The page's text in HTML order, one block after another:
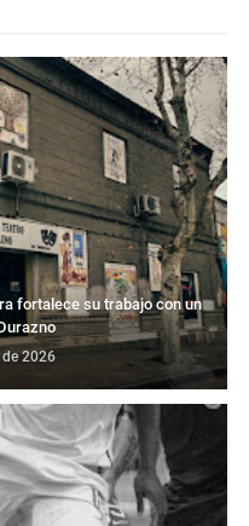
fortalece su trabajo con un
2026